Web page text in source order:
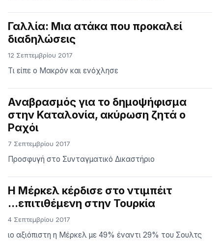
Γαλλία: Μια ατάκα που προκαλεί
διαδηλώσεις
12 Σεπτεμβρίου 2017
Τι είπε ο Μακρόν και ενόχλησε
Αναβρασμός για το δημοψήφισμα
στην Καταλονία, ακύρωση ζητά ο
Ραχόι
7 Σεπτεμβρίου 2017
Προσφυγή στο Συνταγματικό Δικαστήριο
Η Μέρκελ κέρδισε στο ντιμπέιτ
...επιτιθέμενη στην Τουρκία
4 Σεπτεμβρίου 2017
ιο αξιόπιστη η Μέρκελ με 49% έναντι 29% του Σουλτς